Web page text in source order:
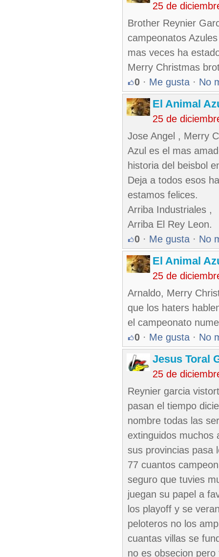
25 de
Brother Reynier
campeonatos
mas veces ha
Merry Christmas
0 · Me gusta · No
El Animal
25 de
Jose Angel , Merry
Azul es el mas
historia del beisbol
Deja a todos esos
estamos felices.
Arriba Industriales ,
Arriba El Rey Leon.
0 · Me gusta · No
El Animal
25 de
Arnaldo, Merry
que los haters
el campeonato
0 · Me gusta · No
Jesus Toral
25 de
Reynier garcia
pasan el tiempo
nombre todas las
extinguidos muchos
sus provincias pasa
77 cuantos
seguro que tuvies
juegan su papel a
los playoff y se
peloteros no los
cuantas villas se
no es obsecion